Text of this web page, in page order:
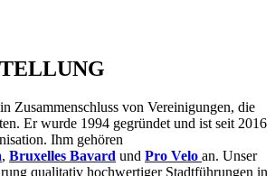
Zusammenschluss von Vereinigungen, die
Er wurde 1994 gegründet und ist seit 2016
Ihm gehören
, Bruxelles Bavard und Pro Velo an. Unser
qualitativ hochwertiger Stadtführungen in